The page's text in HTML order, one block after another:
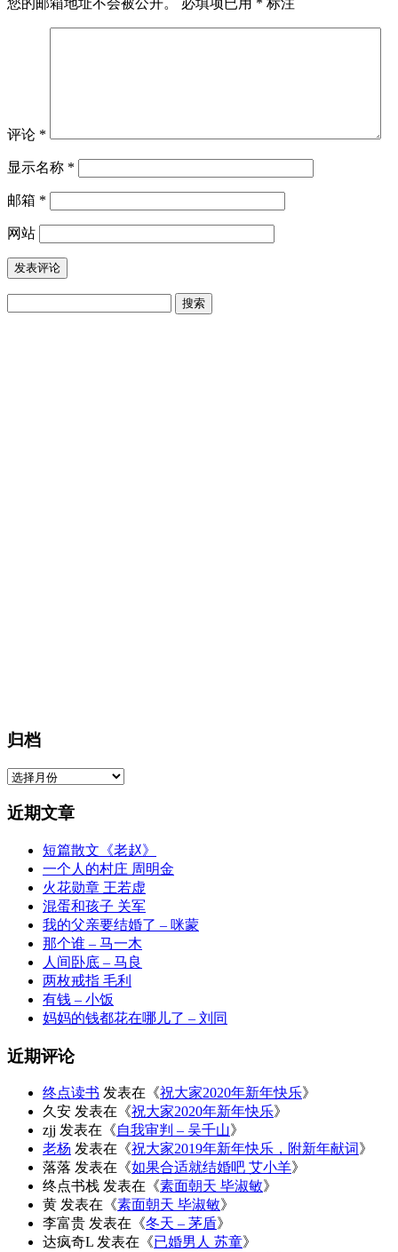
您的邮箱地址不会被公开。 必填项已用 * 标注
评论 *
显示名称 *
邮箱 *
网站
归档
归
近期文章
短篇散文《老赵》
一个人的村庄 周明金
火花勋章 王若虚
混蛋和孩子 关军
我的父亲要结婚了 – 咪蒙
那个谁 – 马一木
人间卧底 – 马良
两枚戒指 毛利
有钱 – 小饭
妈妈的钱都花在哪儿了 – 刘同
近期评论
终点读书 发表在《祝大家2020年新年快乐》
久安 发表在《祝大家2020年新年快乐》
zjj 发表在《自我审判 – 吴千山》
老杨 发表在《祝大家2019年新年快乐，附新年献词》
落落 发表在《如果合适就结婚吧 艾小羊》
终点书栈 发表在《素面朝天 毕淑敏》
黄 发表在《素面朝天 毕淑敏》
李富贵 发表在《冬天 – 茅盾》
达疯奇L 发表在《已婚男人 苏童》